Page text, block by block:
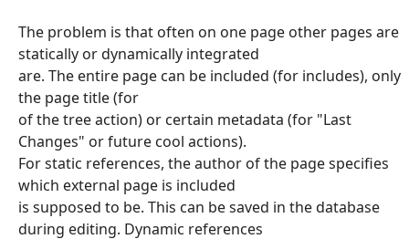
The problem is that often on one page other pages are
statically or dynamically integrated
are. The entire page can be included (for includes), only
the page title (for
of the tree action) or certain metadata (for "Last
Changes" or future cool actions).
For static references, the author of the page specifies
which external page is included
is supposed to be. This can be saved in the database
during editing. Dynamic references